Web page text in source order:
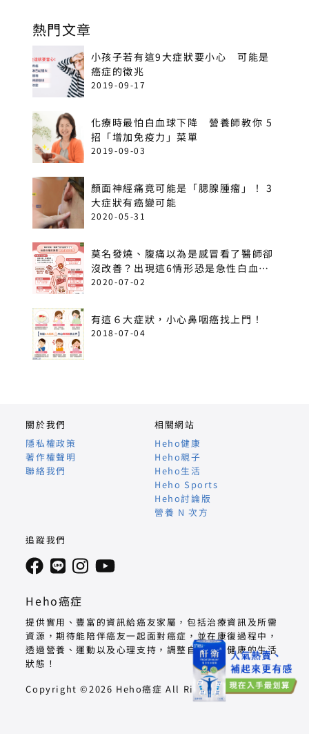
熱門文章
小孩子若有這9大症狀要小心 可能是
癌症的徵兆
2019-09-17
化療時最怕白血球下降 營養師教你 5
招「增加免疫力」菜單
2019-09-03
顏面神經痛竟可能是「腮腺腫瘤」！ 3
大症狀有癌變可能
2020-05-31
莫名發燒、腹痛以為是感冒看了醫師卻
沒改善？出現這6情形恐是急性白血
病！
2020-07-02
有這６大症狀，小心鼻咽癌找上門！
2018-07-04
Heho癌症
提供實用、豐富的資訊給癌友家屬，包括治療資訊及所需
資源，期待能陪伴癌友一起面對癌症，並在康復過程中，
透過營養、運動以及心理支持，調整自己回到健康的生活
狀態！
Copyright ©2026 Heho癌症 All Right Reserved.
關於我們
隱私權政策
著作權聲明
聯絡我們
相關網站
Heho健康
Heho親子
Heho生活
Heho Sports
Heho討論版
營養 N 次方
追蹤我們